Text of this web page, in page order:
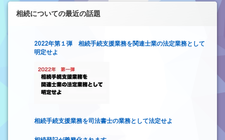
相続についての最近の話題
2022年第１弾 相続手続支援業務を関連士業の法定業務として
明定せよ
相続手続支援業務を司法書士の業務として法定せよ